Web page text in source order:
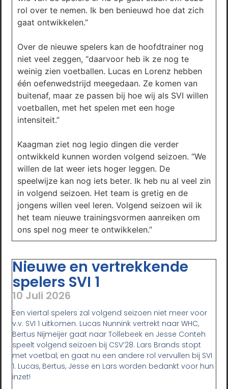
rol over te nemen. Ik ben benieuwd hoe dat zich
gaat ontwikkelen.”
Over de nieuwe spelers kan de hoofdtrainer nog
niet veel zeggen, “daarvoor heb ik ze nog te
weinig zien voetballen. Lucas en Lorenz hebben
één oefenwedstrijd meegedaan. Ze komen van
buitenaf, maar ze passen bij hoe wij als SVI willen
voetballen, met het spelen met een hoge
intensiteit.”
Kaagman ziet nog legio dingen die verder
ontwikkeld kunnen worden volgend seizoen. “We
willen de lat weer iets hoger leggen. De
speelwijze kan nog iets beter. Ik heb nu al veel zin
in volgend seizoen. Het team is gretig en de
jongens willen veel leren. Volgend seizoen wil ik
het team nieuwe trainingsvormen aanreiken om
ons spel nog meer te ontwikkelen.”
Nieuwe en vertrekkende
spelers SVI 1
10 Juli 2026
Een viertal spelers zal volgend seizoen niet meer voor
v.v. SVI 1 uitkomen. Lucas Nunnink vertrekt naar WHC,
Bertus Nijmeijer gaat naar Tollebeek en Jesse Conteh
speelt volgend seizoen bij CSV’28. Lars Brands stopt
met voetbal, en gaat nu een andere rol vervullen bij SVI
1. Lucas, Bertus, Jesse en Lars worden bedankt voor hun
inzet!